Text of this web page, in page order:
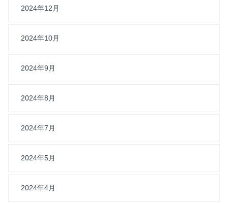
2024年12月
2024年10月
2024年9月
2024年8月
2024年7月
2024年5月
2024年4月